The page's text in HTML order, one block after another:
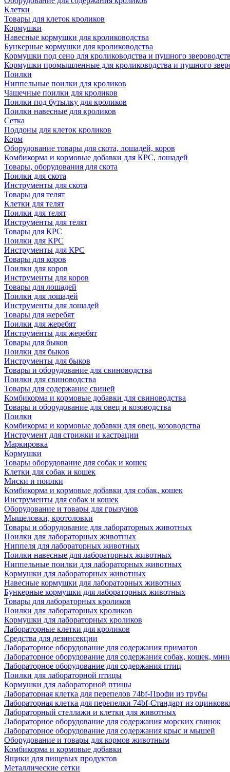
Клетки
Товары для клеток кроликов
Кормушки
Навесные кормушки для кролиководства
Бункерные кормушки для кролиководства
Кормушки под сено для кролиководства и пушного
Кормушки промышленные для кролиководства и пушного
Поилки
Ниппельные поилки для кроликов
Чашечные поилки для кроликов
Поилки под бутылку для кроликов
Поилки навесные для кроликов
Сетка
Поддоны для клеток кроликов
Корм
Оборудование товары для скота, лошадей, коров
Комбикорма и кормовые добавки для КРС, лошадей
Товары, оборудования для скота
Поилки для скота
Инструменты для скота
Товары для телят
Клетки для телят
Поилки для телят
Инструменты для телят
Товары для КРС
Поилки для КРС
Инструменты для КРС
Товары для коров
Поилки для коров
Инструменты для коров
Товары для лошадей
Поилки для лошадей
Инструменты для лошадей
Товары для жеребят
Поилки для жеребят
Инструменты для жеребят
Товары для быков
Поилки для быков
Инструменты для быков
Товары и оборудование для свиноводства
Поилки для свиноводства
Товары для содержание свиней
Комбикорма и кормовые добавки для свиноводства
Товары и оборудование для овец и козоводства
Поилки
Комбикорма и кормовые добавки для овец, козоводства
Инструмент для стрижки и кастрации
Маркировка
Кормушки
Товары оборудование для собак и кошек
Клетки для собак и кошек
Миски и поилки
Комбикорма и кормовые добавки для собак, кошек
Инструменты для собак и кошек
Оборудование и товары для грызунов
Мышеловки, кротоловки
Товары и оборудование для лабораторных животных
Поилки для лабораторных животных
Ниппеля для лабораторных животных
Поилки навесные для лабораторных животных
Ниппельные поилки для лабораторных животных
Кормушки для лабораторных животных
Навесные кормушки для лабораторных животных
Бункерные кормушки для лабораторных животных
Товары для лабораторных кроликов
Поилки для лабораторных кроликов
Кормушки для лабораторных кроликов
Лабораторные клетки для кроликов
Средства для дезинсекции
Лабораторное оборудование для содержания приматов
Лабораторное оборудование для содержания собак, кошек,
Лабораторное оборудование для содержания птиц
Поилки для лабораторной птицы
Кормушки для лабораторной птицы
Лабораторная клетка для перепелов 74bf-Профи из трубы
Лабораторная клетка для перепелки 74bf-Стандарт из
Лабораторный стеллажи и клетки для животных
Лабораторное оборудование для содержания морских свинок
Лабораторное оборудование для содержания крыс и мышей
Оборудование и товары для кормов животным
Комбикорма и кормовые добавки
Ящики для пищевых продуктов
Металлические сетки